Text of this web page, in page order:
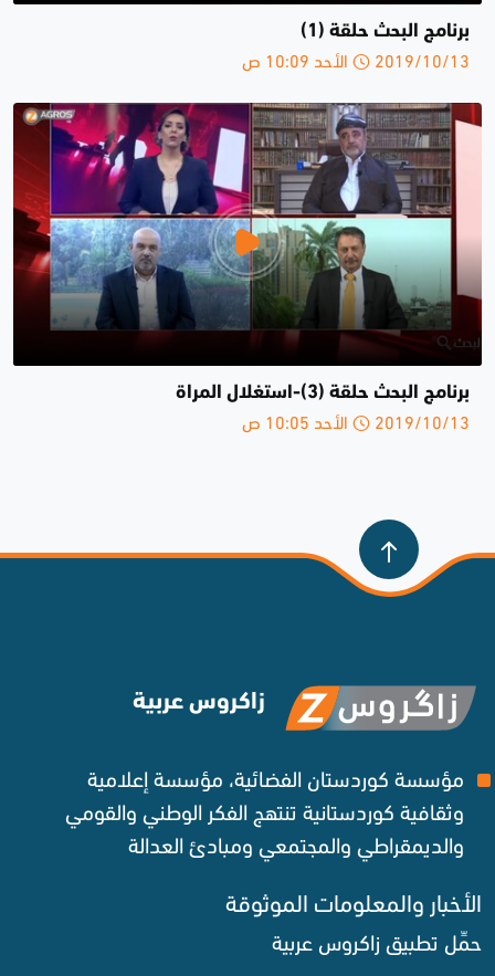
برنامج البحث حلقة (1)
2019/10/13 الأحد 10:09 ص
برنامج البحث حلقة (3)-استغلال المراة
2019/10/13 الأحد 10:05 ص
زاكروس عربية
مؤسسة كوردستان الفضائية، مؤسسة إعلامية
وثقافية كوردستانية تنتهج الفكر الوطني والقومي
والديمقراطي والمجتمعي ومبادئ العدالة ‌
الأخبار والمعلومات الموثوقة‌
حمِّل تطبيق زاكروس عربية